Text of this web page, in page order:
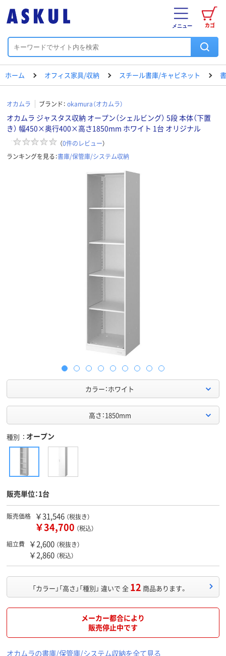
カゴ
メニュー
ホーム オフィス家具/収納 スチール書庫/キャビネット
オカムラ ブランド： okamura（オカムラ）
オカムラ ジャスタス収納 オープン（シェルビング） 5段 本体（下置
き） 幅450×奥行400×高さ1850mm ホワイト 1台 オリジナル
（0件のレビュー）
ランキングを見る：書庫/保管庫/システム収納
カラー：ホワイト
高さ：1850mm
種別 オープン
販売単位：1台
販売価格 ￥31,546 （税抜き）
￥34,700 （税込）
組立費
￥2,600 （税抜き）
￥2,860 （税込）
「カラー」「高さ」「種別」 違いで 全 12 商品あります。
メーカー都合により
販売停止中です
オカムラの書庫/保管庫/システム収納を全て見る